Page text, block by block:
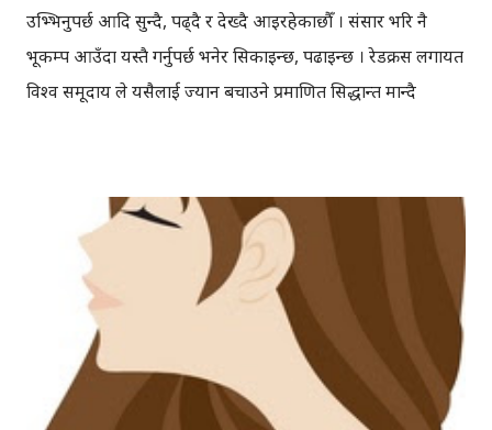
उभ्भिनुपर्छ आदि सुन्दै, पढ्दै र देख्दै आइरहेकाछौँ । संसार भरि नै
भूकम्प आउँदा यस्तै गर्नुपर्छ भनेर सिकाइन्छ, पढाइन्छ । रेडक्रस लगायत
विश्व समूदाय ले यसैलाई ज्यान बचाउने प्रमाणित सिद्धान्त मान्दै
। ‘डाउग कप’ को ‘विवादास्पद सिद्धान्त’ लाई आधिकारिक मान्दै, डेस्क,
टेबल को तल भन्दा छेउ मा बस्नुपर्ने सुझाइएको छ । अझ भूकम्प आउँदा
खाटमुनि हैन, खाटछेउ मा बस्नु भनेर सुझाइएको रहेछ । जति जति
पढ्यो, उति उति उल्टो लाग्दैगयो, त्यहाँ लेखिएका कुराहरु । अपवादहरु
जहिँ तहिँ हुन्छन् तर एक-दुइवटा ठाउँको उदाहरण दिँदै यही नै ठिक हो
भनेर किटान गर्न सकिँदैन । भूकम्प आएको समयमा यस्तै गर्नुपर्छ, यस्तै
हुनुपर्छ र यस्तै हो भनेर भन्न कठिन छ । यो ब्लगमा भूकम्प आउँदा यसै